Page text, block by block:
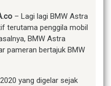
– Lagi lagi BMW Astra
terutama penggila mobil
BMW Astra
pameran bertajuk BMW
yang digelar sejak